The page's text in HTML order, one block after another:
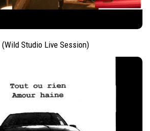
(Wild Studio Live Session)